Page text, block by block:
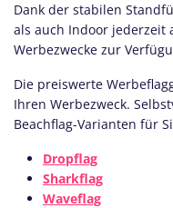
Dank der stabilen
als auch Indoor jederzeit
Werbezwecke zur
Die preiswerte
Ihren Werbezweck.
Beachflag-Varianten für
Dropflag
Sharkflag
Waveflag